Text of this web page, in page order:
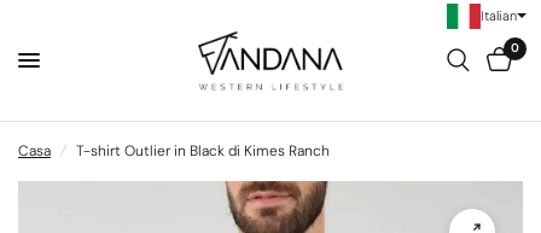
0
Casa / T-shirt Outlier in Black di Kimes Ranch
Italian